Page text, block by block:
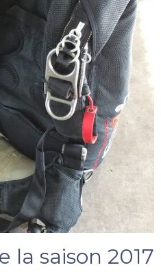
la saison 2017